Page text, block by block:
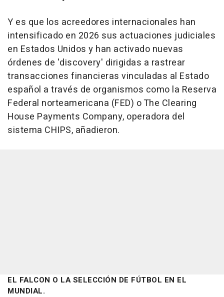
Y es que los acreedores internacionales han
intensificado en 2026 sus actuaciones judiciales
en Estados Unidos y han activado nuevas
órdenes de 'discovery' dirigidas a rastrear
transacciones financieras vinculadas al Estado
español a través de organismos como la Reserva
Federal norteamericana (FED) o The Clearing
House Payments Company, operadora del
sistema CHIPS, añadieron.
EL FALCON O LA SELECCIÓN DE FÚTBOL EN EL
MUNDIAL.